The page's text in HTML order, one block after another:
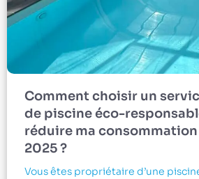
Comment choisir un
de piscine éco-
réduire ma consommation
2025 ?
Vous êtes propriétaire d’une